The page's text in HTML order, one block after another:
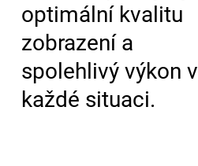
optimální kvalitu
zobrazení a
spolehlivý výkon v
každé situaci.